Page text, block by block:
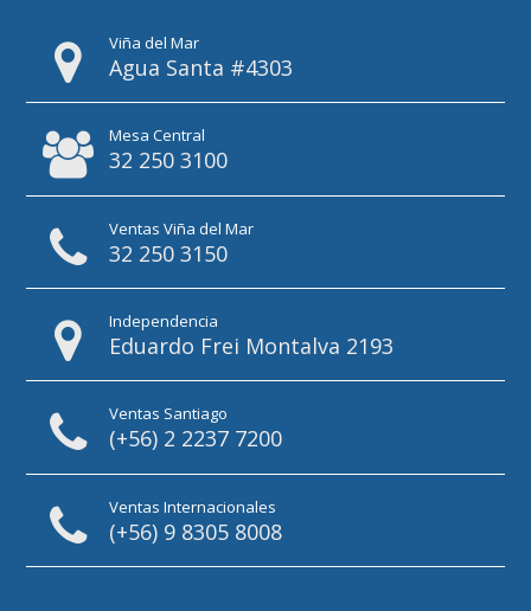
Viña del Mar
Agua Santa #4303
Mesa Central
32 250 3100
Ventas Viña del Mar
32 250 3150
Independencia
Eduardo Frei Montalva 2193
Ventas Santiago
(+56) 2 2237 7200
Ventas Internacionales
(+56) 9 8305 8008